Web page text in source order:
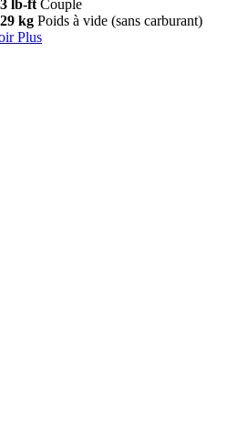
lb-ft Couple
kg Poids à vide (sans carburant)
Plus